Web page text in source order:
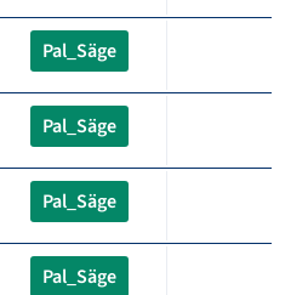
Pal_Säge
Pal_Säge
Pal_Säge
Pal_Säge